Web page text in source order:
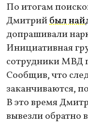
По итогам
Дмитрийбыл
допрашивали
Инициативная
сотрудники МВД
Сообщив, что
заканчиваются,
В это время
вывезли обратно